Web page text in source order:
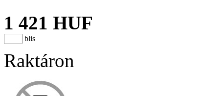
1 421 HUF
blis
Raktáron